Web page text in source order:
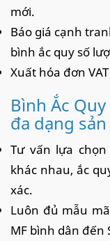
mới.
Báo giá cạnh
bình ắc quy số
Xuất hóa đơn
Bình Ắc
đa dạng
Tư vấn lựa
khác nhau, ắc
xác.
Luôn đủ mẫu
MF bình dân đến